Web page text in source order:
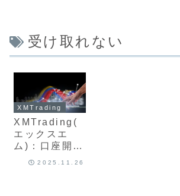
受け取れない
XMTrading
XMTrading(
エックスエ
ム)：口座開設
でボーナスが
2025.11.26